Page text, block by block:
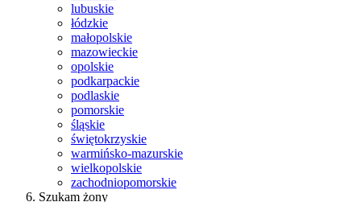
lubuskie
łódzkie
małopolskie
mazowieckie
opolskie
podkarpackie
podlaskie
pomorskie
śląskie
świętokrzyskie
warmińsko-mazurskie
wielkopolskie
zachodniopomorskie
Szukam żony